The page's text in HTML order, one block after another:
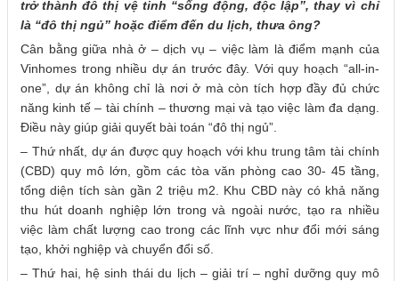
trở thành đô thị vệ tinh “sống động, độc lập”, thay vì chỉ
là “đô thị ngủ” hoặc điểm đến du lịch, thưa ông?
Cân bằng giữa nhà ở – dịch vụ – việc làm là điểm mạnh của
Vinhomes trong nhiều dự án trước đây. Với quy hoạch “all-in-
one”, dự án không chỉ là nơi ở mà còn tích hợp đầy đủ chức
năng kinh tế – tài chính – thương mại và tạo việc làm đa dạng.
Điều này giúp giải quyết bài toán “đô thị ngủ”.
– Thứ nhất, dự án được quy hoạch với khu trung tâm tài chính
(CBD) quy mô lớn, gồm các tòa văn phòng cao 30- 45 tầng,
tổng diện tích sàn gần 2 triệu m2. Khu CBD này có khả năng
thu hút doanh nghiệp lớn trong và ngoài nước, tạo ra nhiều
việc làm chất lượng cao trong các lĩnh vực như đổi mới sáng
tạo, khởi nghiệp và chuyển đổi số.
– Thứ hai, hệ sinh thái du lịch – giải trí – nghỉ dưỡng quy mô